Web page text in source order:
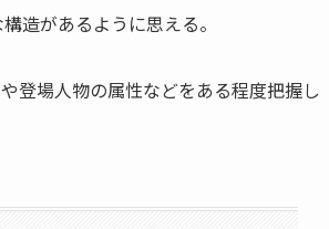
造があるように思える。
登場人物の属性などをある程度把握し